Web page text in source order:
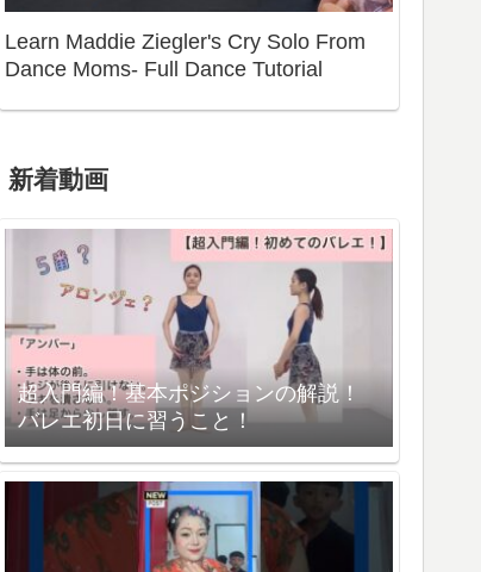
Learn Maddie Ziegler's Cry Solo From
Dance Moms- Full Dance Tutorial
新着動画
超入門編！基本ポジションの解説！
バレエ初日に習うこと！